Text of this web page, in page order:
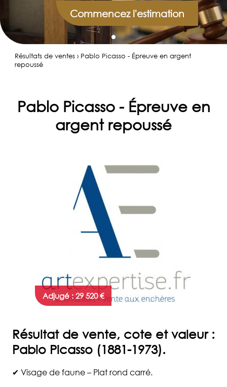
SUCCESSION
DOMAINES
QUI
SOMMES-
Commencez l'estimation
Résultats de ventes › Pablo Picasso - Épreuve en argent
repoussé
Pablo Picasso - Épreuve en
argent repoussé
Adjugé : 29 520 €
Résultat de vente, cote et valeur :
Pablo Picasso (1881-1973).
✔ Visage de faune – Plat rond carré.